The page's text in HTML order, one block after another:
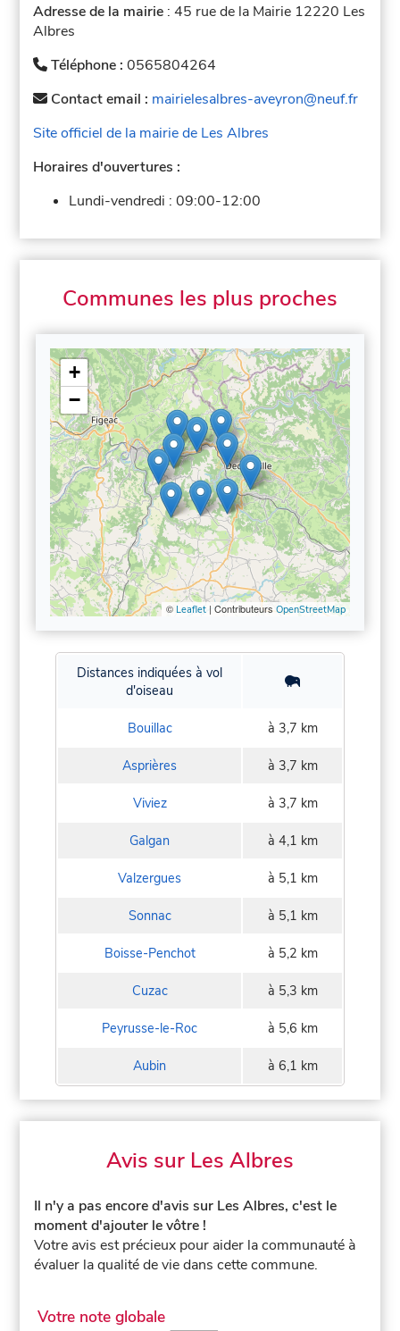
Adresse de la mairie : 45 rue de la Mairie 12220 Les
Albres
Téléphone :0565804264
Contact email : mairielesalbres-aveyron@neuf.fr
Site officiel de la mairie de Les Albres
Horaires d'ouvertures :
Lundi-vendredi :09:00-12:00
Communes les plus proches
+
−
© Leaflet| Contributeurs OpenStreetMap
Distances indiquées à vol
d'oiseau
Bouillac à 3,7 km
Asprières à 3,7 km
Viviez à 3,7 km
Galgan à 4,1 km
Valzergues à 5,1 km
Sonnac à 5,1 km
Boisse-Penchot à 5,2 km
Cuzac à 5,3 km
Peyrusse-le-Roc à 5,6 km
Aubin à 6,1 km
Avis sur Les Albres
Il n'y a pas encore d'avis sur Les Albres, c'est le
moment d'ajouter le vôtre !
Votre avis est précieux pour aider la communauté à
évaluer la qualité de vie dans cette commune.
Votre note globale